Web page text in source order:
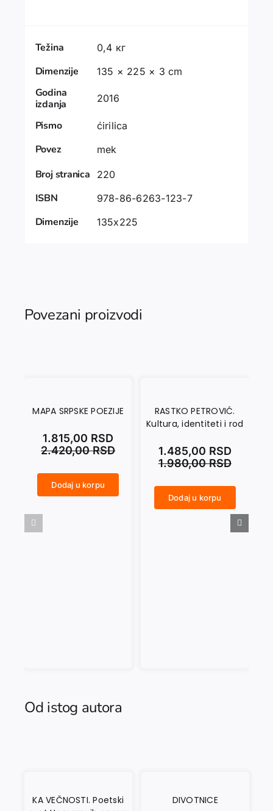
Težina 0,4 кг
Dimenzije 135 × 225 × 3 cm
Godina
izdanja
2016
Pismo ćirilica
Povez mek
Broj stranica 220
ISBN 978-86-6263-123-7
Dimenzije 135x225
Povezani proizvodi
MAPA SRPSKE POEZIJE
2.420,00RSD
1.815,00 RSD
Dodaj u korpu
RASTKO PETROVIĆ.
Kultura, identiteti i rod
1.980,00RSD
1.485,00 RSD
Dodaj u korpu
Od istog autora
KA VEČNOSTI. Poetski
DIVOTNICE